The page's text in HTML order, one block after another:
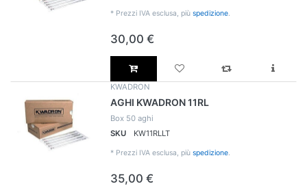
* Prezzi IVA esclusa, più spedizione.
30,00 €
KWADRON
AGHI KWADRON 11RL
Box 50 aghi
SKU
KW11RLLT
* Prezzi IVA esclusa, più spedizione.
35,00 €